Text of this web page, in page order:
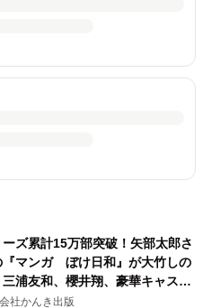
ーズ累計15万部突破！矢部太郎さ
『マンガ ぼけ日和』が大竹しの
浦友和、櫻井翔、豪華キャスト
映画化！2027年公開決定
社かんき出版